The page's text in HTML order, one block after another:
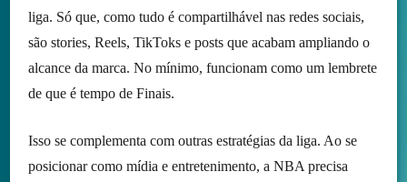
liga. Só que, como tudo é compartilhável nas redes sociais,
são stories, Reels, TikToks e posts que acabam ampliando o
alcance da marca. No mínimo, funcionam como um lembrete
de que é tempo de Finais.
Isso se complementa com outras estratégias da liga. Ao se
posicionar como mídia e entretenimento, a NBA precisa